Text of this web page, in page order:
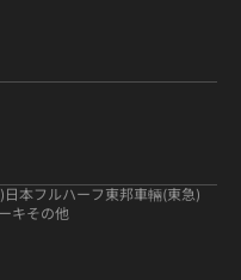
日本フルハーフ 東邦車輛(東急)
キその他